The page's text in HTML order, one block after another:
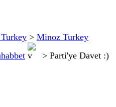
> Minoz Turkey
> Parti'ye Davet :)